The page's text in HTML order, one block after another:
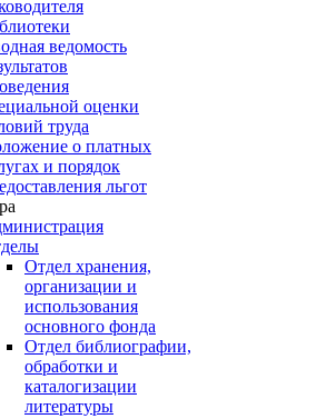
ведомость
оценки
труда
о платных
и порядок
льгот
Отдел хранения,
организации и
использования
основного фонда
Отдел библиографии,
обработки и
каталогизации
литературы